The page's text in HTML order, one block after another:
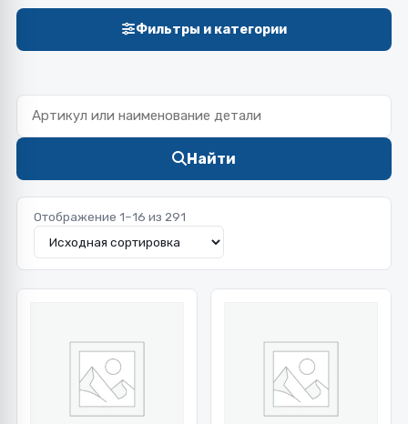
Фильтры и категории
Найти
Отображение 1–16 из 291